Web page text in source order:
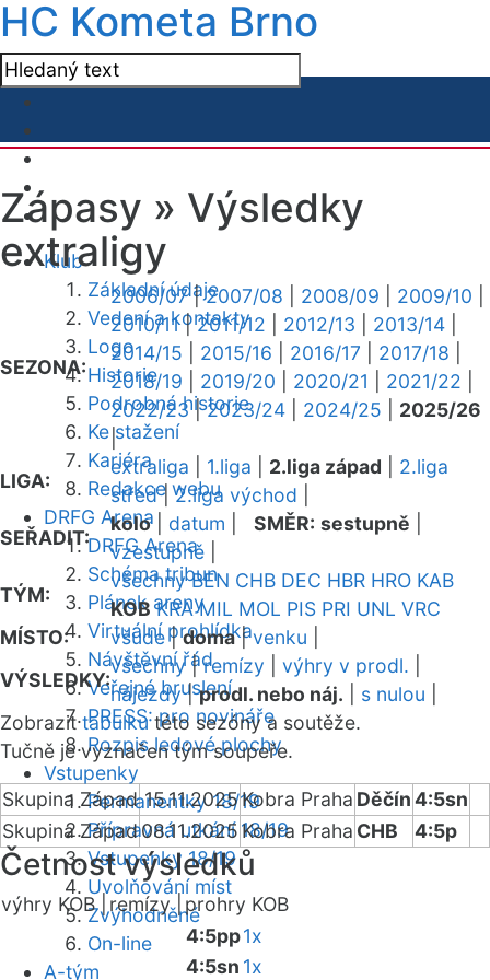
HC Kometa Brno
Klub
Základní údaje
Vedení a kontakty
Logo
Historie
Podrobná historie
Ke stažení
Kariéra
Redakce webu
DRFG Arena
DRFG Arena
Schéma tribun
Plánek areny
Virtuální prohlídka
Návštěvní řád
Veřejné bruslení
PRESS: pro novináře
Rozpis ledové plochy
Vstupenky
Permanentky 18/19
Přípravná utkání 18/19
Vstupenky 18/19
Uvolňování míst
Zvýhodněné
On-line
A-tým
Zápasy » Výsledky
extraligy
SEZONA:
2006/07|2007/08 2008/09 2009/10
2010/11|2011/12 2012/13 2013/14
2014/15
2015/16 2016/17 2017/18
2018/19
2019/20 2020/21 2021/22
2022/23|2023/24 2024/25
2025/26
|
LIGA:
extraliga 1.liga 2.liga západ
2.liga
střed|2.liga východ
SEŘADIT:
kolo| datum SMĚR: sestupně
vzestupně
TÝM:
všechny BEN CHB DEC HBR HRO KAB
KOB KRA MIL MOL PIS PRI UNL VRC
MÍSTO:
všude|doma|venku
VÝSLEDKY:
všechny|remízy výhry v prodl.
nájezdy|prodl. nebo náj. s nulou
Zobrazittabulkutéto sezóny a soutěže.
Tučně je vyznačen tým soupeře.
Skupina Západ 15.11.2025Kobra Praha Děčín4:5sn
Skupina Západ08.11.2025Kobra Praha CHB 4:5p
Četnost výsledků
výhry KOB | remízy | prohry KOB
4:5pp1x
4:5sn 1x